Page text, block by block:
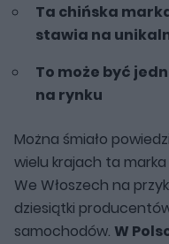
Ta chińska
stawia na
To może być
na rynku
Można śmiało
wielu krajach ta marka
We Włoszech na
dziesiątki
samochodów. W